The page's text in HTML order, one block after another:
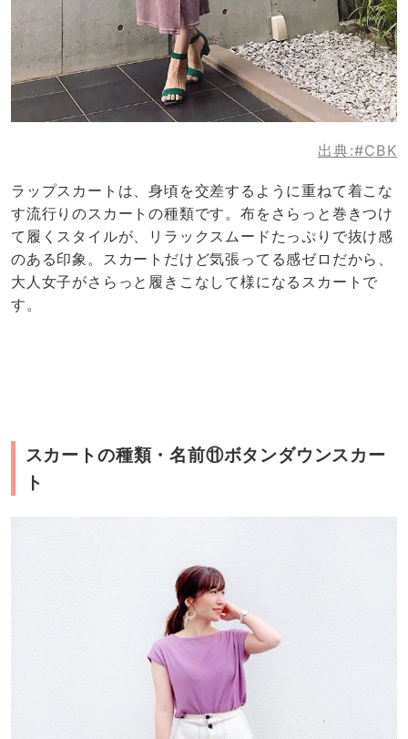
出典:#CBK
ラップスカートは、身頃を交差するように重ねて着こな
す流行りのスカートの種類です。布をさらっと巻きつけ
て履くスタイルが、リラックスムードたっぷりで抜け感
のある印象。スカートだけど気張ってる感ゼロだから、
大人女子がさらっと履きこなして様になるスカートで
す。
スカートの種類・名前⑪ボタンダウンスカー
ト